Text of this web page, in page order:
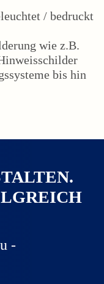
/ bedruckt
wie z.B.
bis hin
-